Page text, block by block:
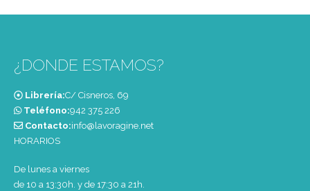
¿DONDE ESTAMOS?
Librería:C/ Cisneros, 69
Teléfono:‭942 375 226‬
Contacto:info@lavoragine.net
HORARIOS
De lunes a viernes
de 10 a 13:30h. y de 17:30 a 21h.